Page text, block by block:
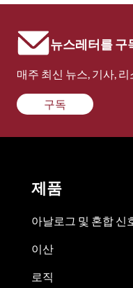
뉴스레터를 구
매주 최신 뉴스, 기사,
구독
제품
아날로그 및 혼합 신
이산
로직